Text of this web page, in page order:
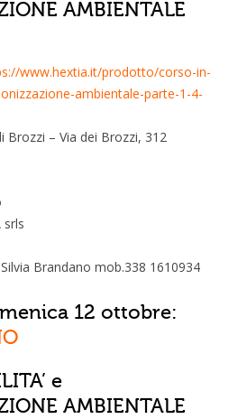
AMBIENTALE
www.hextia.it/prodotto/corso-in-
ambientale-parte-1-4-
Brozzi – Via dei Brozzi, 312
srls
Brandano mob.338 1610934
12 ottobre:
e
AMBIENTALE